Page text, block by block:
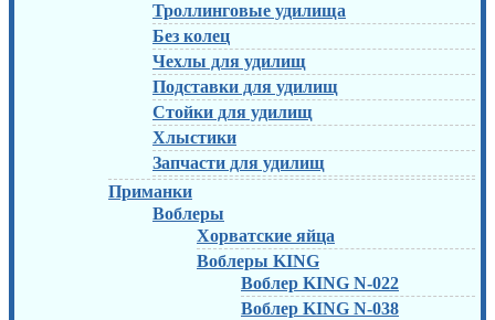
Троллинговые удилища
Без колец
Чехлы для удилищ
Подставки для удилищ
Стойки для удилищ
Хлыстики
Запчасти для удилищ
Приманки
Воблеры
Хорватские яйца
Воблеры KING
Воблер KING N-022
Воблер KING N-038